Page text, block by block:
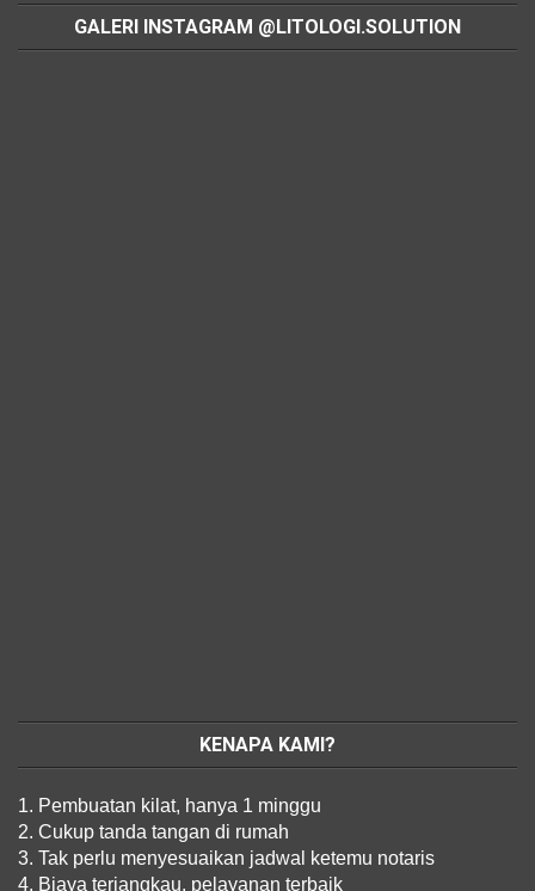
GALERI INSTAGRAM @LITOLOGI.SOLUTION
KENAPA KAMI?
1. Pembuatan kilat, hanya 1 minggu
2. Cukup tanda tangan di rumah
3. Tak perlu menyesuaikan jadwal ketemu notaris
4. Biaya terjangkau, pelayanan terbaik